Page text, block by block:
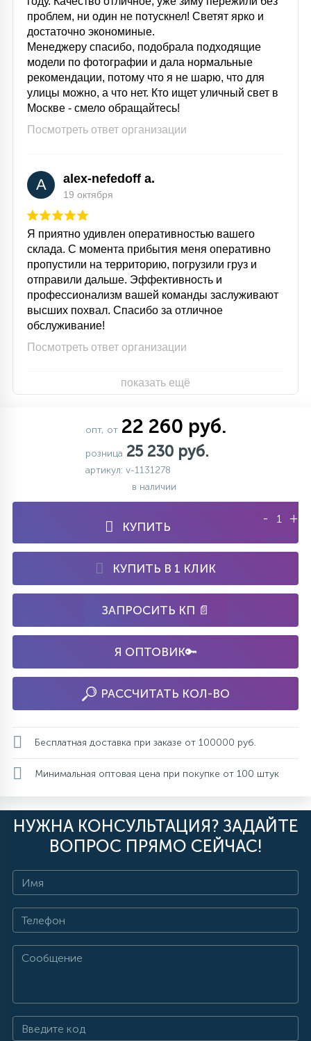
УПРАВЛЕНИЕ СВЕТОМ
КОМПЛЕКТУЮЩИЕ
СТЕКЛЯННЫЕ
ПОДВЕСНЫЕ
НАПОЛЬНЫЕ
НАСТЕННЫЕ
АКСЕССУАРЫ
проблем, ни один не потускнел! Светят ярко и
достаточно экономиные.
Менеджеру спасибо, подобрала подходящие
модели по фотографии и дала нормальные
рекомендации, потому что я не шарю, что для
улицы можно, а что нет. Кто ищет уличный свет в
Москве - смело обращайтесь!
Посмотреть ответ организации
A alex-nefedoff a.
19 октября
Я приятно удивлен оперативностью вашего
склада. С момента прибытия меня оперативно
пропустили на территорию, погрузили груз и
отправили дальше. Эффективность и
профессионализм вашей команды заслуживают
высших похвал. Спасибо за отличное
обслуживание!
Посмотреть ответ организации
показать ещё
опт, от 22 260 руб.
розница 25 230 руб.
артикул: v-1131278
в наличии
КУПИТЬ
- +
КУПИТЬ В 1 КЛИК
ЗАПРОСИТЬ КП 📄
Я ОПТОВИК🔑
РАССЧИТАТЬ КОЛ-ВО
Бесплатная доставка при заказе от 100000 руб.
Минимальная оптовая цена при покупке от 100 штук
НУЖНА КОНСУЛЬТАЦИЯ? ЗАДАЙТЕ
ВОПРОС ПРЯМО СЕЙЧАС!